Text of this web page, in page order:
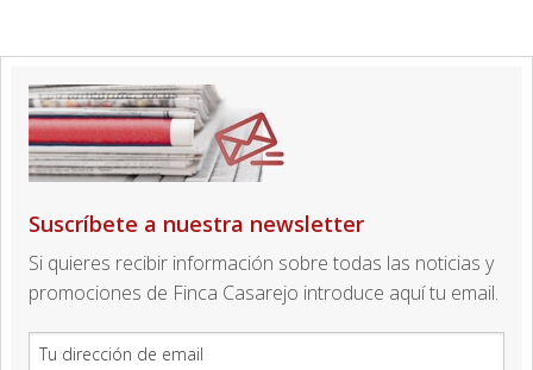
Suscríbete a nuestra newsletter
Si quieres recibir información sobre todas las noticias y
promociones de Finca Casarejo introduce aquí tu email.